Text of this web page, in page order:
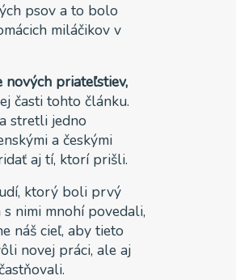
psov a to bolo
miláčikov v
nových priateľstiev,
časti tohto článku.
stretli jedno
a českými
aj tí, ktorí prišli.
ktorý boli prvý
nimi mnohí povedali,
náš cieľ, aby tieto
novej práci, ale aj